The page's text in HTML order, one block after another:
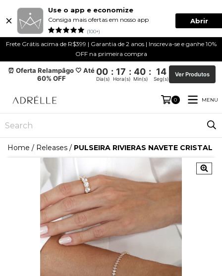
Use o app e economize
Consiga mais ofertas em nosso app
(100+)
Abrir
Frete Grátis acima de R$399 | Garantia de 2 anos | Inscreva-se e ganhe 10%
OFF na primeira compra
⏰ Oferta Relampâgo 🤍 Até
60% OFF
00 : 17 : 40 : 13
Dia(s) Hora(s) Min(s) Seg(s)
Ver Produtos
0 MENU
Home / Releases / PULSEIRA RIVIERAS NAVETE CRISTAL